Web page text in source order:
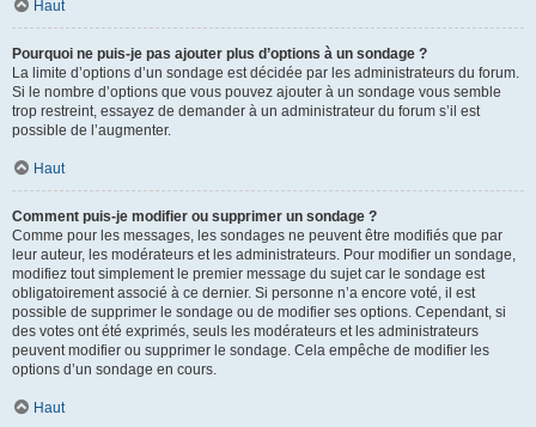
Haut
Pourquoi ne puis-je pas ajouter plus d’options à un sondage ?
La limite d’options d’un sondage est décidée par les administrateurs du forum.
Si le nombre d’options que vous pouvez ajouter à un sondage vous semble
trop restreint, essayez de demander à un administrateur du forum s’il est
possible de l’augmenter.
Haut
Comment puis-je modifier ou supprimer un sondage ?
Comme pour les messages, les sondages ne peuvent être modifiés que par
leur auteur, les modérateurs et les administrateurs. Pour modifier un sondage,
modifiez tout simplement le premier message du sujet car le sondage est
obligatoirement associé à ce dernier. Si personne n’a encore voté, il est
possible de supprimer le sondage ou de modifier ses options. Cependant, si
des votes ont été exprimés, seuls les modérateurs et les administrateurs
peuvent modifier ou supprimer le sondage. Cela empêche de modifier les
options d’un sondage en cours.
Haut